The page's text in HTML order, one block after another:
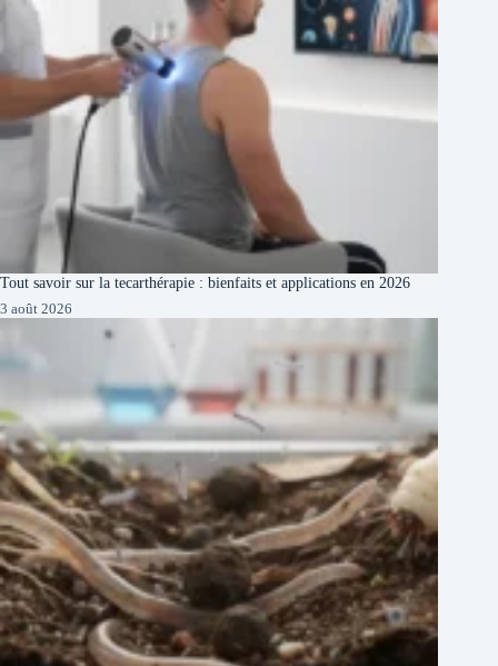
Tout savoir sur la tecarthérapie : bienfaits et applications en 2026
3 août 2026